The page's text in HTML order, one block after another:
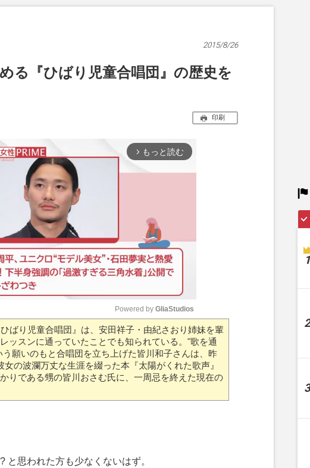
2015/8/26
る『ひばり児童合唱団』の歴史を
印刷
arrow_forward_ios もっと読む
M
u
t
Powered by GliaStudios
ばり児童合唱団』は、安田祥子・由紀さおり姉妹を輩
ッスンに通っていたことでも知られている。"歌を通
願いのもと合唱団を立ち上げた皆川和子さんは、昨
の波瀾万丈な生涯を綴った本『太陽がくれた歌声』
りである甥の皆川おさむ氏に、一周忌を終えた現在の
思われた方も少なくないはず。